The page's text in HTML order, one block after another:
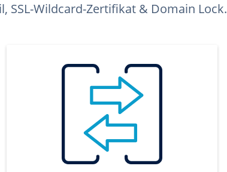
SSL-Wildcard-Zertifikat & Domain Lock.